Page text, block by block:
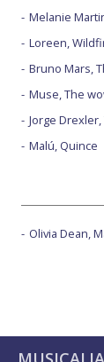
Melanie
Loreen,
Bruno Mars,
Muse, The
Jorge Drexler,
Malú, Quince
Olivia Dean,